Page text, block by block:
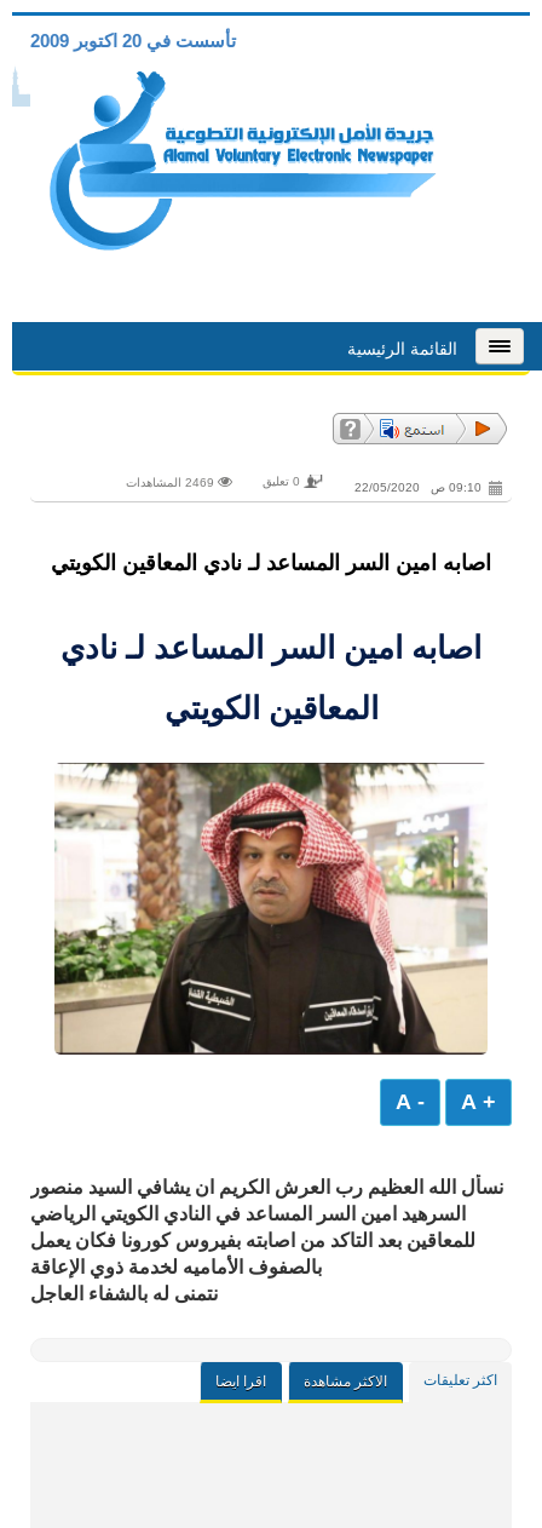
تأسست في 20 اكتوبر 2009
القائمة الرئيسية
09:10 ص 22/05/2020 0 تعليق
اصابه امين السر المساعد لـ نادي المعاقين الكويتي
اصابه امين السر المساعد لـ نادي
المعاقين الكويتي
+ A
- A
نسأل الله العظيم رب العرش الكريم ان يشافي السيد منصور
السرهيد امين السر المساعد في النادي الكويتي الرياضي
للمعاقين بعد التاكد من اصابته بفيروس كورونا فكان يعمل
بالصفوف الأماميه لخدمة ذوي الإعاقة
‏نتمنى له بالشفاء العاجل
اكثر تعليقات الاكثر مشاهدة اقرا ايضا